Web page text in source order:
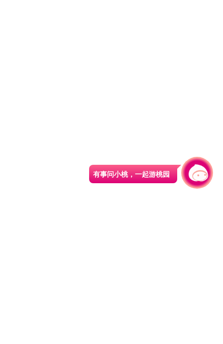
有事问小桃，一起游桃园|